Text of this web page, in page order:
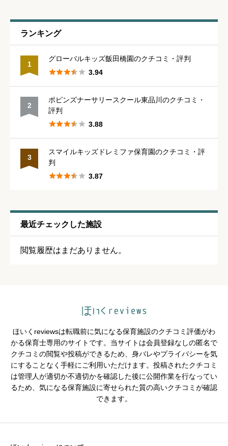
星の数をお選びください 
星の数をお選びください
星の数をお選びください
通いやすさ 必須
星の数をお選びください 
シフトの融通 必須
星の数をお選びください 
残業・持ち帰り仕事の少なさ
ランキング
1
グローバルキッズ飯田橋園のクチコミ・評判
 3.94
2
ポピンズナーサリースクール東品川のクチコミ・
評判
 3.88
3
スマイルキッズドレミファ保育園のクチコミ・評
判
 3.87
最近チェックした施設
閲覧履歴はまだありません。
ほいくreviewsは転職前に気になる保育施設のクチコミ評価がわ
かる保育士専用のサイトです。当サイトは会員登録なしの匿名で
クチコミの閲覧や投稿ができるため、身バレやプライバシーを気
にすることなく手軽にご利用いただけます。投稿されたクチコミ
は管理人が適切か不適切かを確認した後に公開作業を行なってい
るため、気になる保育施設に寄せられた質の高いクチコミが確認
できます。